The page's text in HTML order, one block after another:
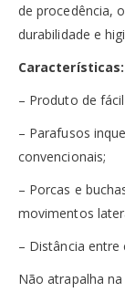
de procedência,
durabilidade e
Características:
– Produto de
– Parafusos
convencionais;
– Porcas e
movimentos
– Distância
Não atrapalha